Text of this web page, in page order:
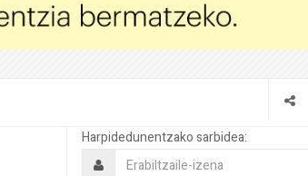
Harpidedunentzako sarbidea: